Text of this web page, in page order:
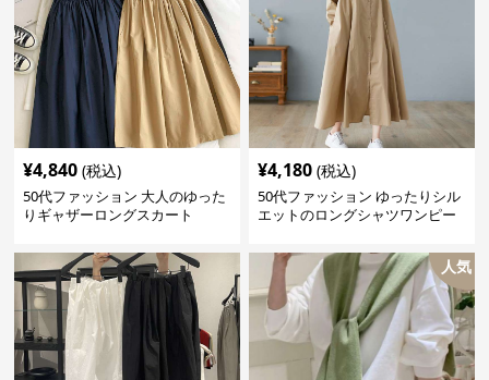
¥4,840 (税込)
50代ファッション 大人のゆった
りギャザーロングスカート
¥4,180 (税込)
50代ファッション ゆったりシル
エットのロングシャツワンピー
人気